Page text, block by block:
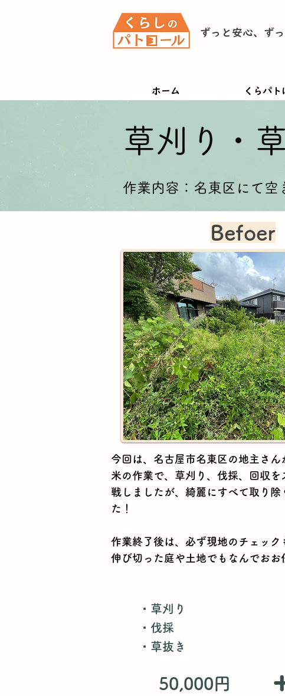
ずっと安心、ずっ
ホーム くらパト
草刈り・
作業内容：名東区にて
Befoer
・草刈り
・伐採
​・草抜き
今回は、名古屋市名東区の地主さ
米の作業で、草刈り、伐採、回収
戦しましたが、綺麗にすべて取り
た！
作業終了後は、必ず現地のチェック
伸び切った庭や土地でもなんでおお
50,000円